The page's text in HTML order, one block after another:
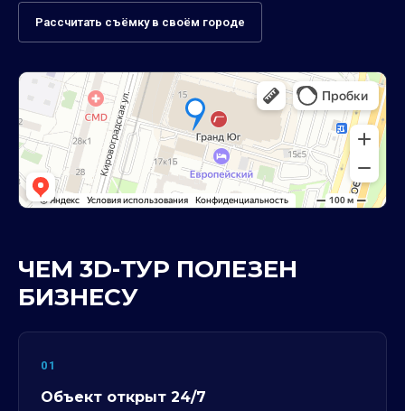
Рассчитать съёмку в своём городе
ЧЕМ 3D-ТУР ПОЛЕЗЕН
БИЗНЕСУ
01
Объект открыт 24/7